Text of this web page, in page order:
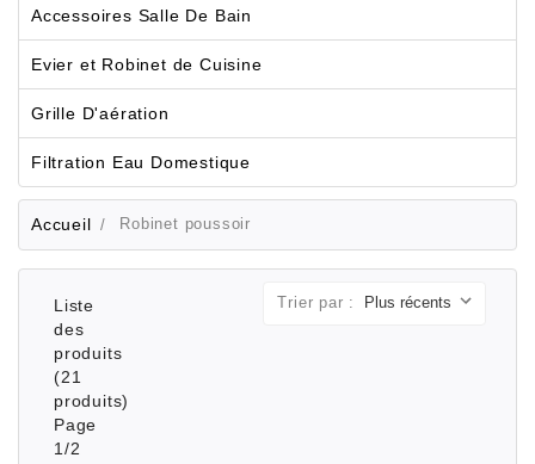
Accessoires Salle De Bain
Evier et Robinet de Cuisine
Grille D'aération
Filtration Eau Domestique
Accueil Robinet poussoir
Liste
des
produits
(21
produits)
Page
1/2
Trier par :